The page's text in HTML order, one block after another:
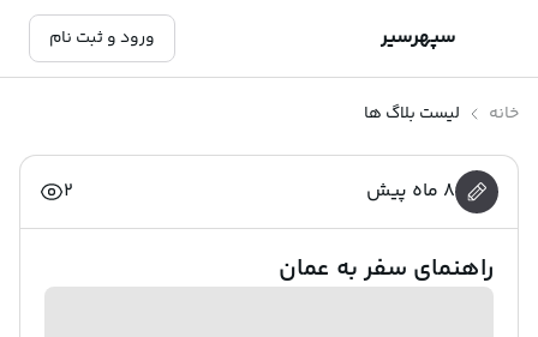
سپهرسیر ورود و ثبت نام
خانه لیست بلاگ ها
8 ماه پیش 2
راهنمای سفر به عمان